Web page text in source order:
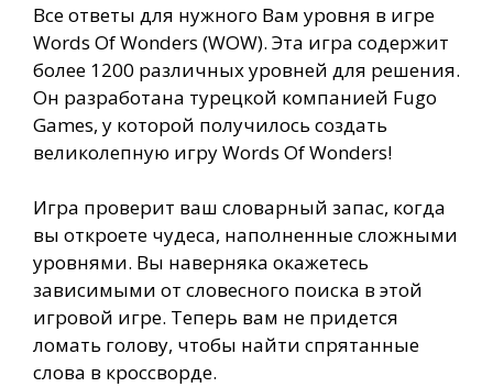
Все ответы для нужного Вам уровня в игре
Words Of Wonders (WOW). Эта игра содержит
более 1200 различных уровней для решения.
Он разработана турецкой компанией Fugo
Games, у которой получилось создать
великолепную игру Words Of Wonders!
Игра проверит ваш словарный запас, когда
вы откроете чудеса, наполненные сложными
уровнями. Вы наверняка окажетесь
зависимыми от словесного поиска в этой
игровой игре. Теперь вам не придется
ломать голову, чтобы найти спрятанные
слова в кроссворде.